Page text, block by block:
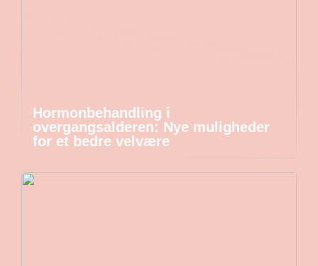
Hormonbehandling i
overgangsalderen: Nye muligheder
for et bedre velvære